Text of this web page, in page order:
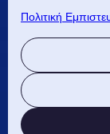
Πολιτική